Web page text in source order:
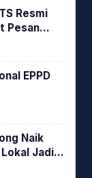
Resmi
Pesan
EPPD
Naik
Jadi